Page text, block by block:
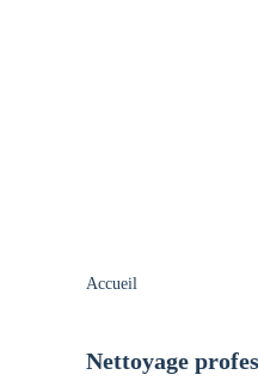
Accueil
Nettoyage